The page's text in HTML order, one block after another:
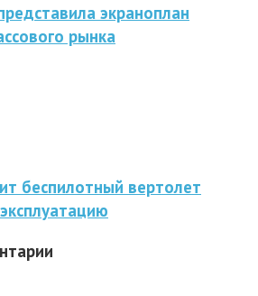
экраноплан
рынка
беспилотный вертолет